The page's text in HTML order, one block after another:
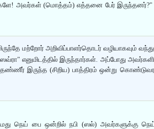
அவர்கள் (மொத்தம்) எத்தனை பேர் இருந்தனர்?"
மற்றோர் அறிவிப்பாளர்தொடர் வழியாகவும்
எனுமிடத்தில் இருந்தார்கள். அப்போது
தண்ணீர் இருந்த (சிறிய) பாத்திரம் ஒன்று
நெய் பை ஒன்றில் நபி (ஸல்) அவர்களுக்கு